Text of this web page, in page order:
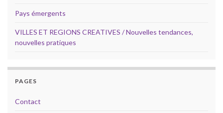
Pays émergents
VILLES ET REGIONS CREATIVES / Nouvelles tendances,
nouvelles pratiques
PAGES
Contact